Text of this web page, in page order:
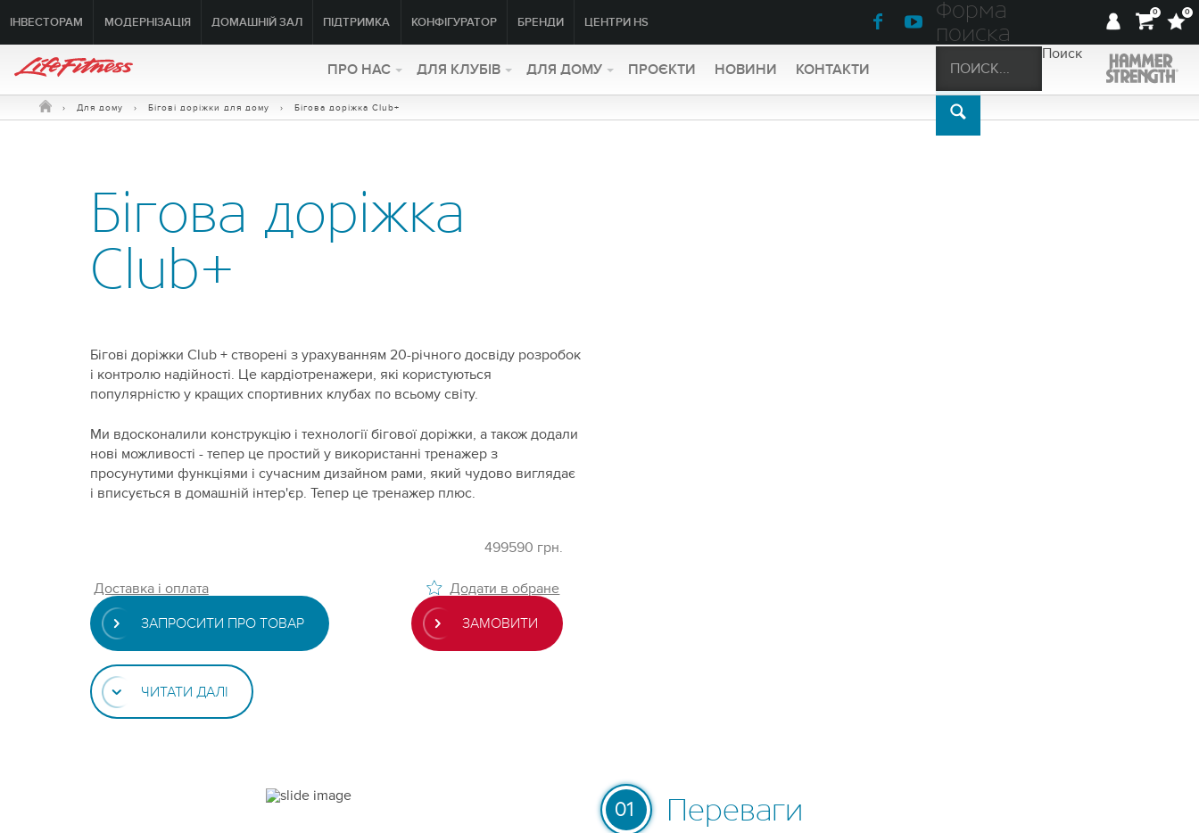
ІНВЕСТОРАМ МОДЕРНІЗАЦІЯ ДОМАШНІЙ ЗАЛ ПІДТРИМКА КОНФІГУРАТОР БРЕНДИ ЦЕНТРИ HS
0 0
Форма
поиска
Поиск
ПРО HAC
ДЛЯ КЛУБІВ ДЛЯ ДОМУ ПРОЄКТИ НОВИНИ КОНТАКТИ
› Для дому › Бігові доріжки для дому › Бігова доріжка Club+
Бігова доріжка
Club+
Бігові доріжки Club + створені з урахуванням 20-річного досвіду розробок
і контролю надійності. Це кардіотренажери, які користуються
популярністю у кращих спортивних клубах по всьому світу.
Ми вдосконалили конструкцію і технології бігової доріжки, а також додали
нові можливості - тепер це простий у використанні тренажер з
просунутими функціями і сучасним дизайном рами, який чудово виглядає
і вписується в домашній інтер'єр. Тепер це тренажер плюс.
499590 грн.
Доставка і оплата
Додати в обране
ЗАПРОСИТИ ПРО ТОВАР
ЗАМОВИТИ
ЧИТАТИ ДАЛІ
01 Переваги